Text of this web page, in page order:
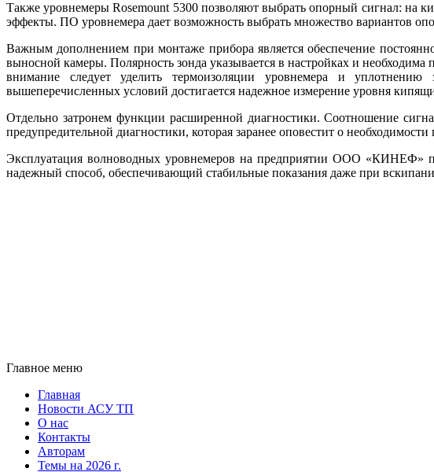
Также уровнемеры Rosemount 5300 позволяют выбрать опорный сигнал: на
эффекты. ПО уровнемера дает возможность выбрать множество вариантов
Важным дополнением при монтаже прибора является обеспечение
выносной камеры. Полярность зонда указывается в настройках и
внимание следует уделить термоизоляции уровнемера и
вышеперечисленных условий достигается надежное измерение уровня
Отдельно затронем функции расширенной диагностики. Соотношение
предупредительной диагностики, которая заранее оповестит о
Эксплуатация волноводных уровнемеров на предприятии ООО «КИНЕФ»
надежный способ, обеспечивающий стабильные показания даже при
Главное меню
Главная
Новости АСУ ТП
О нас
Контакты
Авторам
Темы на 2026 г.